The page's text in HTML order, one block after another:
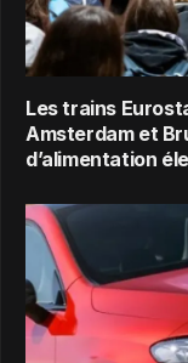
Les trains
Amsterdam et
d’alimentation